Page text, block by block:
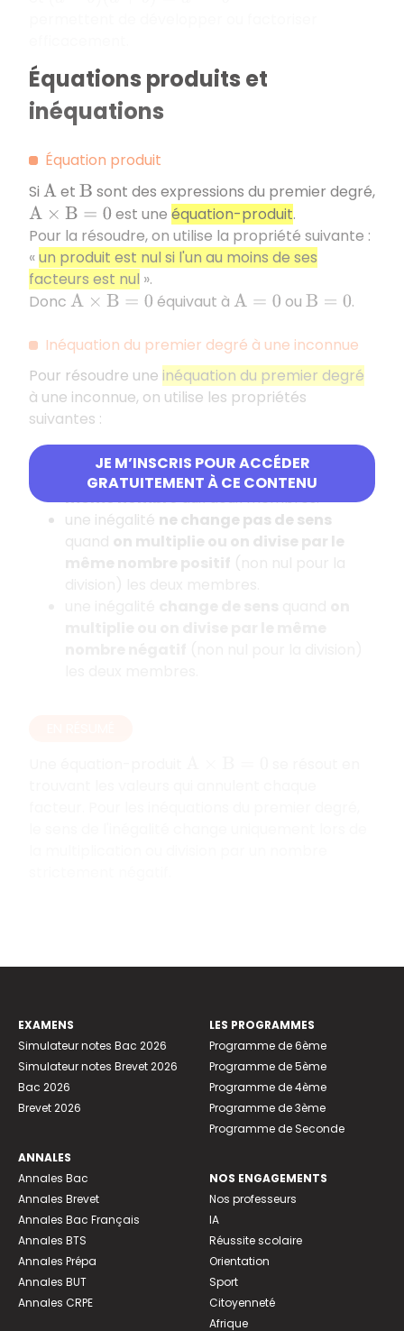
JE M’INSCRIS POUR ACCÉDER
GRATUITEMENT À CE CONTENU
Équations produits et
inéquations
Équation produit
Si A etB sont des expressions du premier degré,
A× B=0 est une équation-produit.
Pour la résoudre, on utilise la propriété suivante :
«un produit est nul si l'un au moins de ses
facteurs est nul ».
Donc A× B=0 équivaut à A=0 ou B=0 .
Inéquation du premier degré à une inconnue
Pour résoudre une inéquation du premier degré
à une inconnue, on utilise les propriétés
suivantes :
une inégaliténe change pas de sens
quandon additionne ou on soustrait le
même nombreaux deux membres.
une inégalité ne change pas de sens
quand on multiplie ou on divise par le
EXAMENS
Simulateur notes Bac 2026
Simulateur notes Brevet 2026
Bac 2026
Brevet 2026
ANNALES
Annales Bac
Annales Brevet
Annales Bac Français
Annales BTS
Annales Prépa
Annales BUT
Annales CRPE
LES PROGRAMMES
Programme de 6ème
Programme de 5ème
Programme de 4ème
Programme de 3ème
Programme de Seconde
NOS ENGAGEMENTS
Nos professeurs
IA
Réussite scolaire
Orientation
Sport
Citoyenneté
Afrique